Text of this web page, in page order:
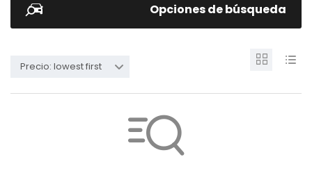
Opciones de búsqueda
Precio: lowest first